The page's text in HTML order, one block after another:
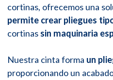
cortinas, ofrecemos una
permite crear pliegues
cortinassin maquinaria
Nuestra cinta forma un
proporcionando un